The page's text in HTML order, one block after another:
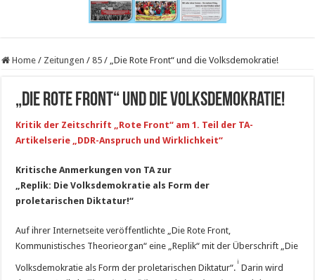
Home / Zeitungen / 85 / „Die Rote Front“ und die Volksdemokratie!
„Die Rote Front“ und die Volksdemokratie!
Kritik der Zeitschrift „Rote Front“ am 1. Teil der TA-
Artikelserie „DDR-Anspruch und Wirklichkeit“
Kritische Anmerkungen von TA zur
„Replik: Die Volksdemokratie als Form der
proletarischen Diktatur!“
Auf ihrer Internetseite veröffentlichte „Die Rote Front,
Kommunistisches Theorieorgan“ eine „Replik“ mit der Überschrift „Die
Volksdemokratie als Form der proletarischen Diktatur“.
i
Darin wird